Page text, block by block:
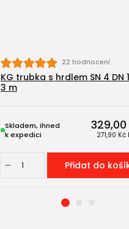
22 hodnocení
KG trubka s hrdlem SN 4 DN
3 m
329,00
271,90 Kč
Skladem, ihned
k expedici
Přidat do